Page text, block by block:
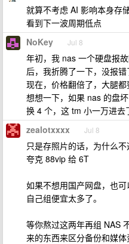
就算不考虑 AI 影响本身存
看到下一波周期低点
NoKey Jul 8
年初，我 nas 一个硬盘报
后，我折腾了一下，没报错
现在，价格翻倍了，大腿都
想想一下，如果 nas 的盘
换 4 个，这 tm 小一万进去
zealotxxxx Jul 8
只是存照片的话，为什么不
夸克 88vip 给 6T
如果不想用国产网盘，也
自己组便宜太多了。
等你熬过这两年再组 NAS
来的东西来区分备份和媒体